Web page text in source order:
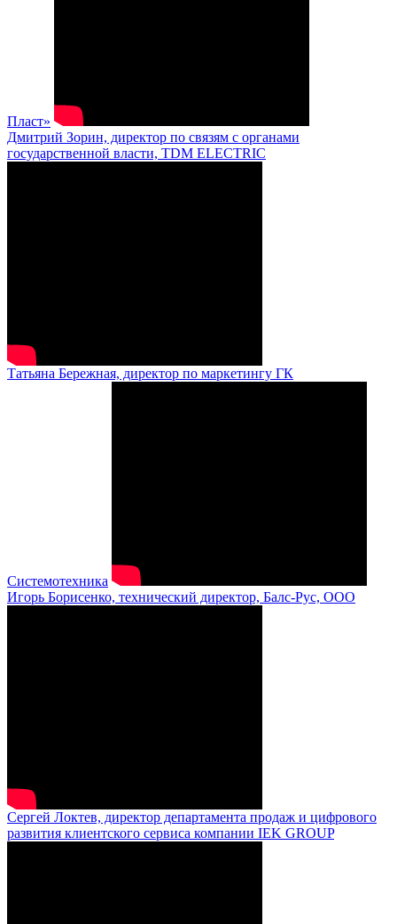
Пласт»
Дмитрий Зорин, директор по связям с органами
государственной власти, TDM ELECTRIC
Татьяна Бережная, директор по маркетингу ГК
Системотехника
Игорь Борисенко, технический директор, Балс-Рус, ООО
Сергей Локтев, директор департамента продаж и цифрового
развития клиентского сервиса компании IEK GROUP